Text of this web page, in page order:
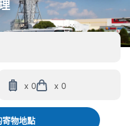
x 0 x 0
寄物地點